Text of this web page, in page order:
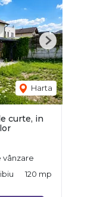
Harta
Next
curte, in
vânzare
120 mp